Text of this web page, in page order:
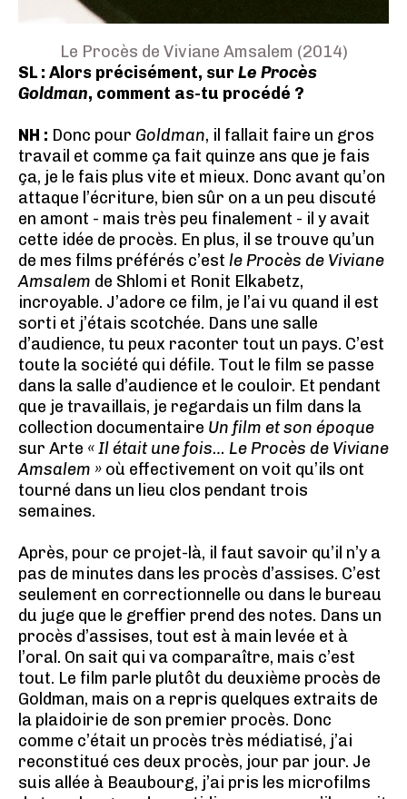
Le Procès de Viviane Amsalem (2014)
SL : Alors précisément, surLe Procès
Goldman, comment as-tu procédé ?
NH : Donc pour Goldman, il fallait faire un gros
travail et comme ça fait quinze ans que je fais
ça, je le fais plus vite et mieux. Donc avant qu’on
attaque l’écriture, bien sûr on a un peu discuté
en amont - mais très peu finalement - il y avait
cette idée de procès. En plus, il se trouve qu’un
de mes films préférés c’est le Procès de Viviane
Amsalem de Shlomi et Ronit Elkabetz,
incroyable. J’adore ce film, je l’ai vu quand il est
sorti et j’étais scotchée. Dans une salle
d’audience, tu peux raconter tout un pays. C’est
toute la société qui défile. Tout le film se passe
dans la salle d’audience et le couloir. Et pendant
que je travaillais, je regardais un film dans la
collection documentaire Un film et son époque
sur Arte « Il était une fois… Le Procès de Viviane
Amsalem » où effectivement on voit qu’ils ont
tourné dans un lieu clos pendant trois
semaines.
Après, pour ce projet-là, il faut savoir qu’il n’y a
pas de minutes dans les procès d’assises. C’est
seulement en correctionnelle ou dans le bureau
du juge que le greffier prend des notes. Dans un
procès d’assises, tout est à main levée et à
l’oral. On sait qui va comparaître, mais c’est
tout. Le film parle plutôt du deuxième procès de
Goldman, mais on a repris quelques extraits de
la plaidoirie de son premier procès. Donc
comme c’était un procès très médiatisé, j’ai
reconstitué ces deux procès, jour par jour. Je
suis allée à Beaubourg, j’ai pris les microfilms